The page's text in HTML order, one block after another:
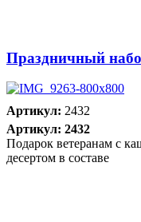
Праздничный
Артикул: 2432
Артикул: 2432
Подарок ветеранам с
десертом в составе